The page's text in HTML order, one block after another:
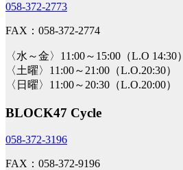
058-372-2773
FAX：058-372-2774
〈水～金〉11:00～15:00（L.O 14:30）
〈土曜〉11:00～21:00（L.O.20:30）
〈日曜〉11:00～20:30（L.O.20:00）
BLOCK47 Cycle
058-372-3196
FAX：058-372-9196